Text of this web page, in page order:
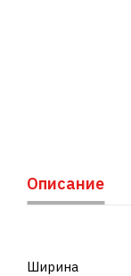
Описание
Ширина